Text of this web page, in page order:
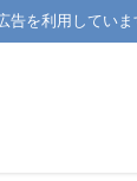
告を利用していま